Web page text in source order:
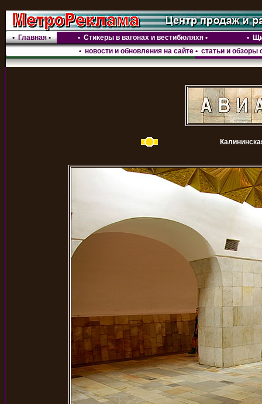
•Главная• • Стикеры в вагонах и вестибюляхя• •
• новости и обновления на сайте• статьи и обзоры